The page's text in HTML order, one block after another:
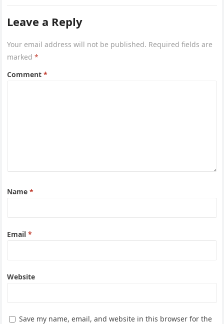
p o
k
k
sl
Leave a Reply
Your email address will not be published. Required fields are
marked*
Comment*
Name*
Email*
Website
Save my name, email, and website in this browser for the